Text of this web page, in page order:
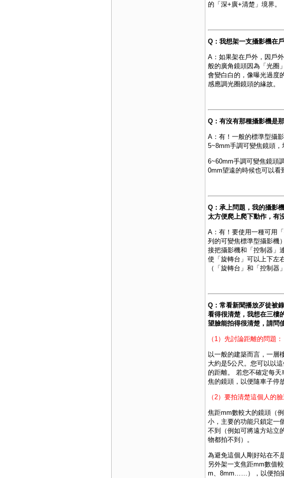
的「深+廣+清楚」境界。
Q：我想架一支攝影機在
A：如果架在戶外，因戶
般的廣角鏡頭因為「光圈
會變白白的，像曝光過度
感應調光圈鏡頭的緣故。
Q：有沒有那種攝影機是
A：有！一般的標準型攝
5~8mm手調可變焦鏡頭，
6~60mm手調可變焦鏡頭
0mm望遠的時候也可以看
Q：承上問題，我的攝影
太方便爬上爬下動作，有
A：有！要使用一種可用
列的可變焦標準型攝影機
接把攝影機和「控制器」
使「旋轉台」可以上下左
（「旋轉台」和「控制器
Q：常看新聞播放歹徒被
看得很清楚，我想在三樓
望臉能拍得很清楚，請問
（1）先討論距離的問題：
以一般的建築而言，一層
大約是5公尺。您可以以
的距離。 若您不確定每
焦的鏡頭，以便隨車子停
（2）要拍清楚這個人的
焦距mm數較大的鏡頭（
小，主要的功能只鎖定一
不到（例如可將遠方站立
物都拍不到）。
為避免這個人剛好站在不
另外架一支焦距mm數值
m、8mm……），以便拍